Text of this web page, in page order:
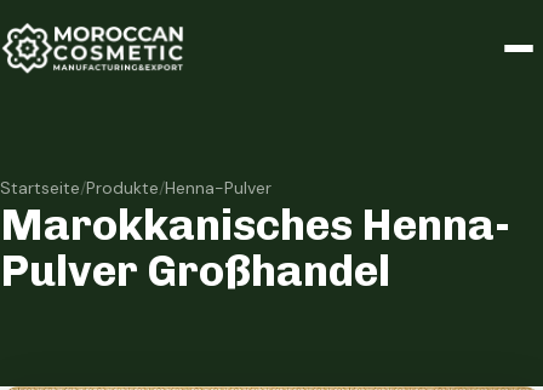
Startseite/Produkte/Henna-Pulver
Marokkanisches Henna-
Pulver Großhandel